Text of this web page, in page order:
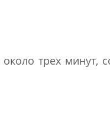
трех минут,